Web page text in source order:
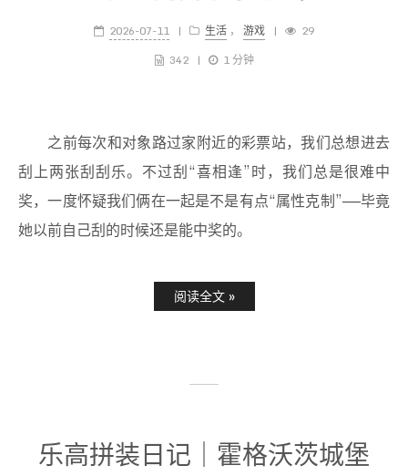
2026-07-11 生活 ， 游戏
29
342
1 分钟
之前每次和对象路过家附近的彩票站，我们总想进去
刮上两张刮刮乐。不过刮“喜相逢”时，我们总是很难中
奖，一度怀疑我们俩在一起是不是有点“属性克制”——毕竟
她以前自己刮的时候还是能中奖的。
阅读全文 »
乐高拼装日记｜霍格沃茨城堡